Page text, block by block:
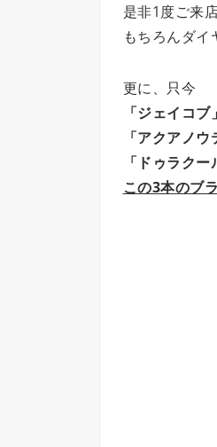
是非1度ご来
もちろんダイ
更に、只今
「ジェイコブ
「アクアノウ
「ドゥラクー
この3本のブ